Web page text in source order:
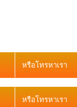
หรือโทรหาเรา
หรือโทรหาเรา